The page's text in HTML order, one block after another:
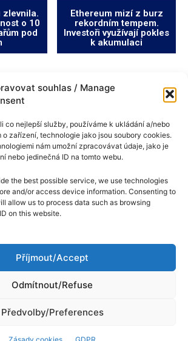
souhlas / Manage
co nejlepší služby, používáme k ukládání a/nebo
o zařízení, technologie jako jsou soubory cookies.
nám umožní zpracovávat údaje, jako je
nebo jedinečná ID na tomto webu.
the best possible service, we use technologies
and/or access device information. Consenting to
allow us to process data such as browsing
on this website.
Příjmout/Accept
Odmítnout/Refuse
Předvolby/Preferences
zlevnila.
o 10
pod
Ethereum mizí z burz
rekordním tempem.
Investoři využívají pokles
k akumulaci